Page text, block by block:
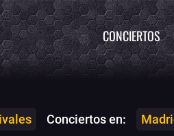
CONCIERTOS
Conciertos en: